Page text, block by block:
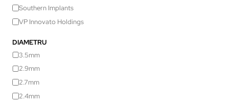
Southern Implants
VP Innovato Holdings
DIAMETRU
3.5mm
2.9mm
2.7mm
2.4mm